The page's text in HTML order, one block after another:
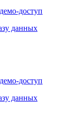
данных
данных